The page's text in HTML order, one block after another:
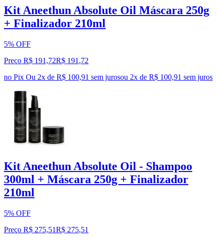
Kit Aneethun Absolute Oil Máscara 250g
+ Finalizador 210ml
5% OFF
Preço R$ 191,72R$ 191 ,72
no Pix Ou 2x de R$ 100,91 sem jurosou 2x de R$ 100,91 sem juros
Kit Aneethun Absolute Oil - Shampoo
300ml + Máscara 250g + Finalizador
210ml
5% OFF
Preço R$ 275,51R$ 275,51